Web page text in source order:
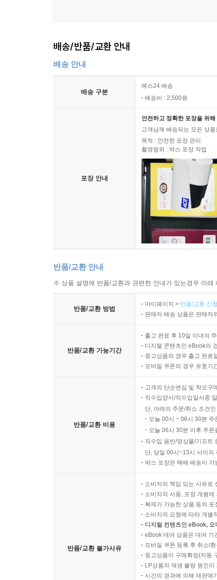
배송/반품/교환 안내
배송 안내
배송 구분
예스24 배송
배송비 : 2,500원
포장 안내
안전하고 정확한 포장을 위
고객님께 배송되는 모든 상
목적 : 안전한 포장 관리
촬영범위 : 박스 포장 작업
반품/교환 안내
※ 상품 설명에 반품/교환과 관련한 안내가 있는경우 아
반품/교환 방법
마이페이지 > 반품/교환 신
판매자 배송 상품은 판매자
반품/교환 가능기간
출고 완료 후 10일 이내의
디지털 콘텐츠인 eBook의
중고상품의 경우 출고 완료
모바일 쿠폰의 경우 유효기
반품/교환 비용
고객의 단순변심 및 착오구
직수입양서/직수입일서중
단, 아래의 주문/취소 조건
오늘 00시 ~ 06시 30분
오늘 06시 30분 이후 주
직수입 음반/영상물/기프트
단, 당일 00시~13시 사이의
박스 포장은 택배 배송이
반품/교환 불가사유
소비자의 책임 있는 사유로
소비자의 사용, 포장 개봉
복제가 가능한 상품 등의
소비자의 요청에 따라 개별
디지털 컨텐츠인 eBook,
eBook 대여 상품은 대여 기
모바일 쿠폰 등록 후 취소/
중고상품이 구매확정(자동
LP상품의 재생 불량 원인
시간의 경과에 의해 재판매